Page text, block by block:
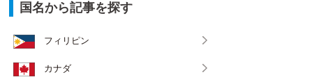
国名から記事を探す
フィリピン
カナダ